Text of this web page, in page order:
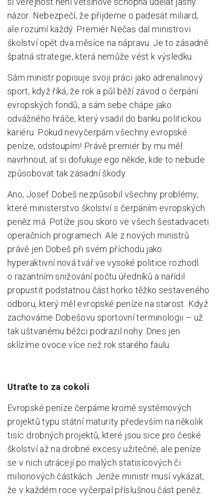
názor. Nebezpečí, že přijdeme o padesát miliard,
ale rozumí každý. Premiér Nečas dal ministrovi
školství opět dva měsíce na nápravu. Je to zásadně
špatná strategie, která nemůže vést k výsledku.
Sám ministr popisuje svoji práci jako adrenalinový
sport, když říká, že rok a půl běží závod o čerpání
evropských fondů, a sám sebe chápe jako
odvážného hráče, který vsadil do banku politickou
kariéru. Pokud nevyčerpám všechny evropské
peníze, odstoupím! Právě premiér by mu měl
navrhnout, ať si dofukuje ego někde, kde to nebude
způsobovat tak zásadní škody.
Ano, Josef Dobeš nezpůsobil všechny problémy,
které ministerstvo školství s čerpáním evropských
peněz má. Potíže jsou skoro ve všech šestadvaceti
operačních programech. Ale z nových ministrů
právě jen Dobeš při svém příchodu jako
hyperaktivní nová tvář ve vysoké politice rozhodl
o razantním snižování počtu úředníků a nařídil
propustit podstatnou část horko těžko sestaveného
odboru, který měl evropské peníze na starost. Když
zachováme Dobešovu sportovní terminologii – už
tak uštvanému běžci podrazil nohy. Dnes jen
sklízíme ovoce více než rok starého faulu.
Utraťte to za cokoli
Evropské peníze čerpáme kromě systémových
projektů typu státní maturity především na několik
tisíc drobných projektů, které jsou sice pro české
školství až na drobné excesy užitečné, ale peníze
se v nich utrácejí po malých statisícových či
milionových částkách. Jenže ministr musí vykázat,
že v každém roce vyčerpal příslušnou část peněz.